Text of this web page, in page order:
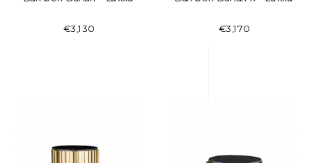
€3,130 €3,170